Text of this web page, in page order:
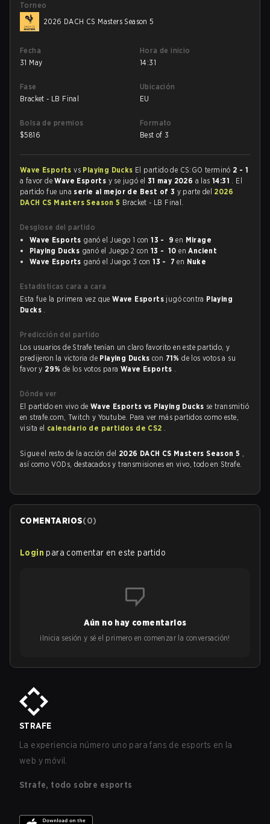
Torneo
2026 DACH CS Masters Season 5
Fecha
31 May
Hora de inicio
14:31
Fase
Bracket - LB Final
Ubicación
EU
Bolsa de premios
$5816
Formato
Best of 3
Wave Esportsvs Playing Ducks El partido de CS:GO terminó 2 - 1
a favor deWave Esports y se jugó el 31 may 2026 a las14:31 . El
partido fue una serie al mejor de Best of 3 y parte del 2026
DACH CS Masters Season 5 Bracket - LB Final.
Desglose del partido
Wave Esports ganó el Juego 1 con13 - 9 en Mirage
Playing Ducks ganó el Juego 2 con 13 - 10 enAncient
Wave Esports ganó el Juego 3 con13 - 7 en Nuke
Estadísticas cara a cara
Esta fue la primera vez queWave Esports jugó contra Playing
Ducks .
Predicción del partido
Los usuarios de Strafe tenían un claro favorito en este partido, y
predijeron la victoria de Playing Duckscon 71%de los votos a su
favor y 29% de los votos paraWave Esports .
Dónde ver
El partido en vivo de Wave Esports vs Playing Ducks se transmitió
en strafe.com, Twitch y Youtube. Para ver más partidos como este,
visita el calendario de partidos de CS2 .
Sigue el resto de la acción del 2026 DACH CS Masters Season 5 ,
así como VODs, destacados y transmisiones en vivo, todo en Strafe.
COMENTARIOS(0)
Login para comentar en este partido
Aún no hay comentarios
¡Inicia sesión y sé el primero en comenzar la conversación!
STRAFE
La experiencia número uno para fans de esports en la
web y móvil.
Strafe, todo sobre esports